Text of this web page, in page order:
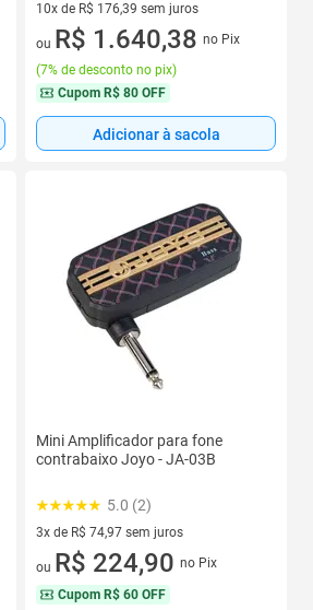
10x de R$ 176,39 sem juros
10 vez de R$ 176,39 sem juros
ou R$ 1.640,38 no Pix
(7% de desconto no pix)
Cupom R$ 80 OFF
Adicionar à sacola
Mini Amplificador para fone
contrabaixo Joyo - JA-03B
5.0 (2)
3x de R$ 74,97 sem juros
3 vez de R$ 74,97 sem juros
ou R$ 224,90 no Pix
Cupom R$ 60 OFF